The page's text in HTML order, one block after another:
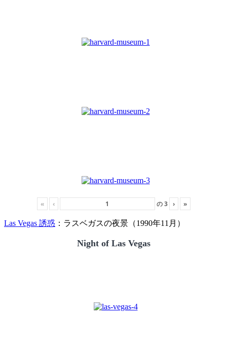
« ‹ の3 › »
Las Vegas 誘惑 ：ラスベガスの夜景（1990年11月）
Night of Las Vegas